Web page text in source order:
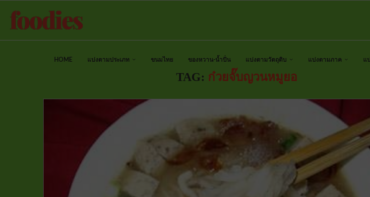
HOME แบ่งตามประเภท ขนมไทย ของหวาน-น้ำปั่น แบ่งตามวัตถุดิบ แบ่งตามภาค แ
TAG: ก๋วยจั๊บญวนหมูยอ